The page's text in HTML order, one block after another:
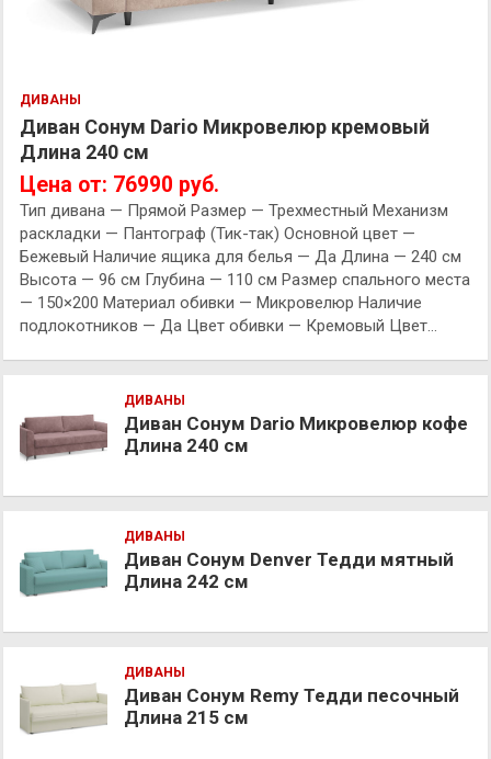
ДИВАНЫ
Диван Сонум Dario Микровелюр кремовый
Длина 240 см
Цена от: 76990 руб.
Тип дивана — Прямой Размер — Трехместный Механизм
раскладки — Пантограф (Тик-так) Основной цвет —
Бежевый Наличие ящика для белья — Да Длина — 240 см
Высота — 96 см Глубина — 110 см Размер спального места
— 150×200 Материал обивки — Микровелюр Наличие
подлокотников — Да Цвет обивки — Кремовый Цвет…
ДИВАНЫ
Диван Сонум Dario Микровелюр кофе
Длина 240 см
ДИВАНЫ
Диван Сонум Denver Тедди мятный
Длина 242 см
ДИВАНЫ
Диван Сонум Remy Тедди песочный
Длина 215 см